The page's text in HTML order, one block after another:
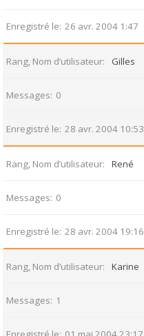
Enregistré le 26 avr. 2004 1:47
Rang, Nom d’utilisateur Gilles
Messages 0
Enregistré le 28 avr. 2004 10:53
Rang, Nom d’utilisateur René
Messages 0
Enregistré le 28 avr. 2004 19:16
Rang, Nom d’utilisateur Karine
Messages 1